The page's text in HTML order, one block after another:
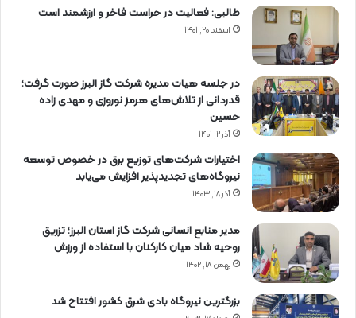
طالبی: فعالیت در حراست فاخر و ارزشمند است
اسفند ۲۰, ۱۴۰۱
در جلسه هیات مدیره شرکت گاز البرز صورت گرفت؛
قدردانی از تلاش‌های هرمز نوروزی و مهدی زاده
حسین
آذر ۲, ۱۴۰۱
اختیارات شرکت‌های توزیع برق در خصوص توسعه
نیروگاه‌های تجدیدپذیر افزایش می‌یابد
آذر ۱۸, ۱۴۰۳
مدیر منابع انسانی شرکت گاز استان البرز؛ تزریق
روحیه شاد میان کارکنان با استفاده از ورزش
بهمن ۱۸, ۱۴۰۲
بزرگترین نیروگاه بادی شرق کشور افتتاح شد